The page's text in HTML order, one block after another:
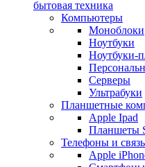
бытовая техника
Компьютеры
Моноблоки
Ноутбуки
Ноутбуки-
Серверы
Ультрабуки
Планшетные
Apple Ipad
Планшеты
Телефоны и связь
Apple